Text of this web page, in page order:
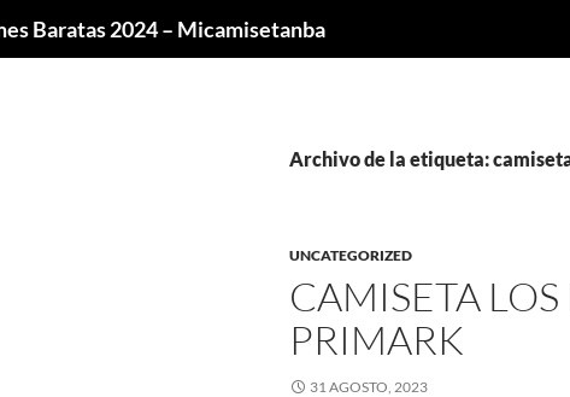
Baratas 2024 – Micamisetanba
Archivo de la etiqueta:
UNCATEGORIZED
CAMISETA LOS
PRIMARK
31 AGOSTO, 2023